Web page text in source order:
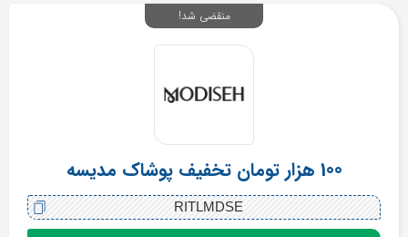
100 هزار تومان تخفیف پوشاک مدیسه
RITLMDSE
منقضی شد!